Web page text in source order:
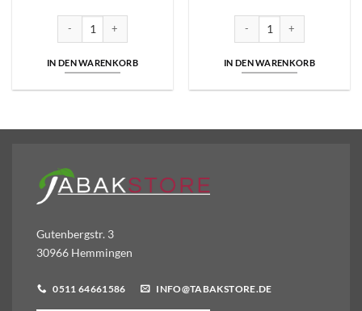
IN DEN WARENKORB IN DEN WARENKORB
Gutenbergstr. 3
30966 Hemmingen
0511 64661586 INFO@TABAKSTORE.DE